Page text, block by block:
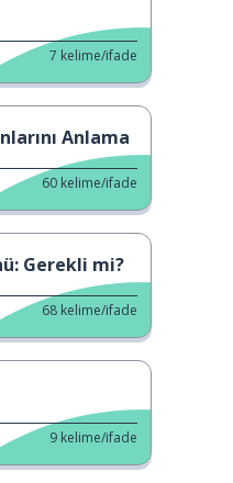
7 kelime/ifade
Anlama
60 kelime/ifade
Gerekli mi?
68 kelime/ifade
9 kelime/ifade